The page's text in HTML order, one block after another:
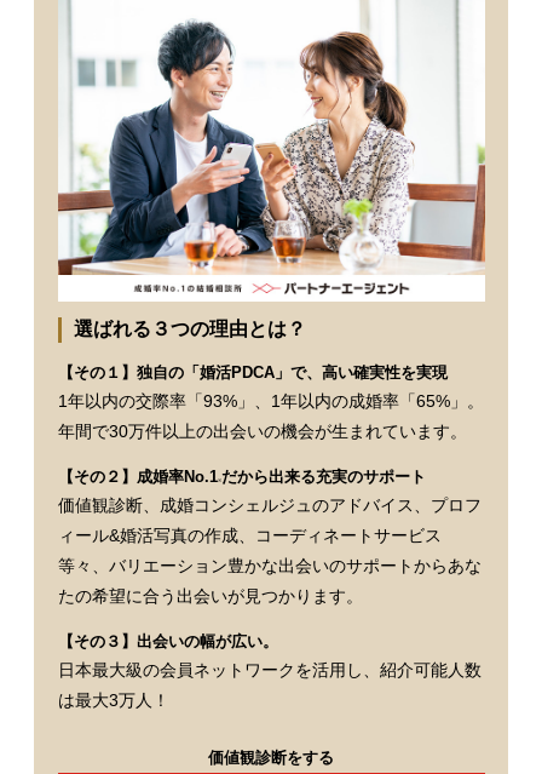
選ばれる３つの理由とは？
【その１】独自の「婚活PDCA」で、高い確実性を実現
1年以内の交際率「93%」、1年以内の成婚率「65%」。
年間で30万件以上の出会いの機会が生まれています。
【その２】成婚率No.1※だから出来る充実のサポート
価値観診断、成婚コンシェルジュのアドバイス、プロフ
ィール&婚活写真の作成、コーディネートサービス
等々、バリエーション豊かな出会いのサポートからあな
たの希望に合う出会いが見つかります。
【その３】出会いの幅が広い。
日本最大級の会員ネットワークを活用し、紹介可能人数
は最大3万人！
価値観診断をする